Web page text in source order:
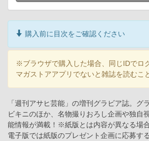
購入前に目次をご確認ください
※ブラウザで購入した場合、同じIDでロ
マガストアアプリでないと雑誌を読むこ
「週刊アサヒ芸能」の増刊グラビア誌。グ
ビキニのほか、名物撮りおろし企画や独自
能情報が満載！※紙版とは内容が異なる場
電子版では紙版のプレゼント企画に応募す